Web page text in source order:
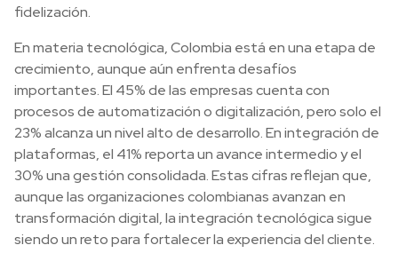
fidelización.
En materia tecnológica, Colombia está en una etapa de
crecimiento, aunque aún enfrenta desafíos
importantes. El 45% de las empresas cuenta con
procesos de automatización o digitalización, pero solo el
23% alcanza un nivel alto de desarrollo. En integración de
plataformas, el 41% reporta un avance intermedio y el
30% una gestión consolidada. Estas cifras reflejan que,
aunque las organizaciones colombianas avanzan en
transformación digital, la integración tecnológica sigue
siendo un reto para fortalecer la experiencia del cliente.